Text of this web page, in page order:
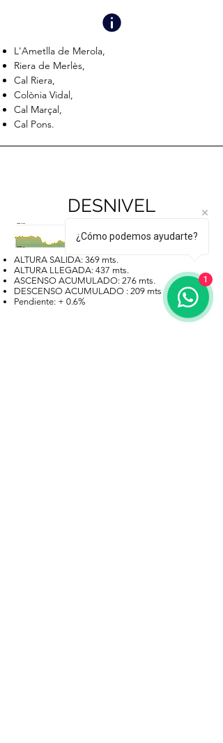
L'Ametlla de Merola,
Riera de Merlès,
Cal Riera,
Colònia Vidal,
Cal Marçal,
Cal Pons.
DESNIVEL
ALTURA SALIDA: 369 mts.
ALTURA LLEGADA: 437 mts.
ASCENSO ACUMULADO: 276 mts.
DESCENSO ACUMULADO : 209 mts
Pendiente: + 0.6%
¿Cómo podemos ayudarte?
1